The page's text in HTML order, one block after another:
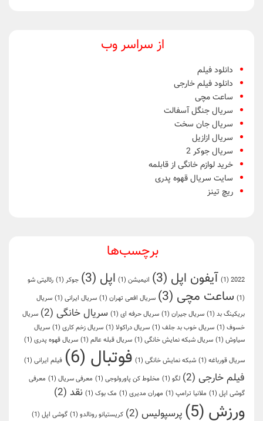
از سراسر وب
دانلود فیلم
دانلود فیلم خارجی
ساعت مچی
سریال جنگل آسفالت
سریال جان سخت
سریال ازازیل
سریال جوکر 2
خرید لوازم خانگی از قابلمه
سایت سریال قهوه پدری
ریچ تینز
برچسب‌ها
2022
(1) آیفون اپل (3) انیمیشن (1) اپل (3) جوکر (1)
رئالیتی شو
(1)
ساعت مچی (3) سریال افعی تهران (1) سریال ایرانی (1)
سریال
بریکینگ بد (1) سریال جیران (1) سریال حرفه ای (1) سریال خانگی (2)
سریال
خسوف (1) سریال خوب بد جلف (1) سریال دراکولا (1) سریال زخم کاری (1)
سریال
سیاوش (1) سریال شبکه نمایش خانگی (1) سریال قبله عالم (1) سریال قهوه پدری (1)
سریال قورباغه (1) شبکه نمایش خانگی (1) فوتبال (6) فیلم ایرانی (1)
فیلم خارجی (2) لگو (1) مخلوط کن پاورولوجی (1) معرفی سریال (1)
معرفی
گوشی اپل (1) ملانیا ترامپ (1) مهران مدیری (1) مک بوک (1) نقد (2)
ورزش (5) پرسپولیس (2) کریستیانو رونالدو (1) گوشی اپل (1)